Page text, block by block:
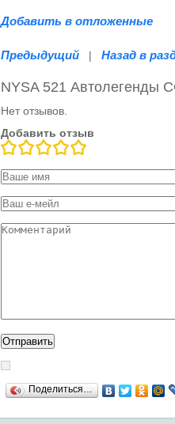
Добавить в отложенные
Предыдущий | Назад в
NYSA 521
Нет отзывов.
Добавить отзыв
Поделиться…